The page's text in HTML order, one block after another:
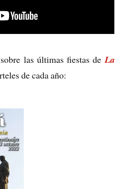
las últimas fiestas de La
de cada año: